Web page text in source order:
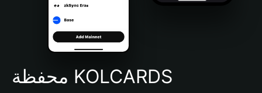
Português (Brasil)
Español (Argentina)
محفظة KOLCARDS